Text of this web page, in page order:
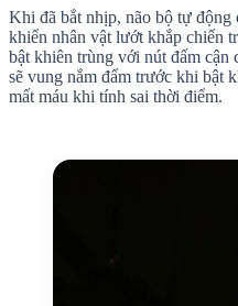
Khi đã bắt nhịp, não bộ tự động
khiển nhân vật lướt khắp chiến
bật khiên trùng với nút đấm cận
sẽ vung nắm đấm trước khi bật
mất máu khi tính sai thời điểm.